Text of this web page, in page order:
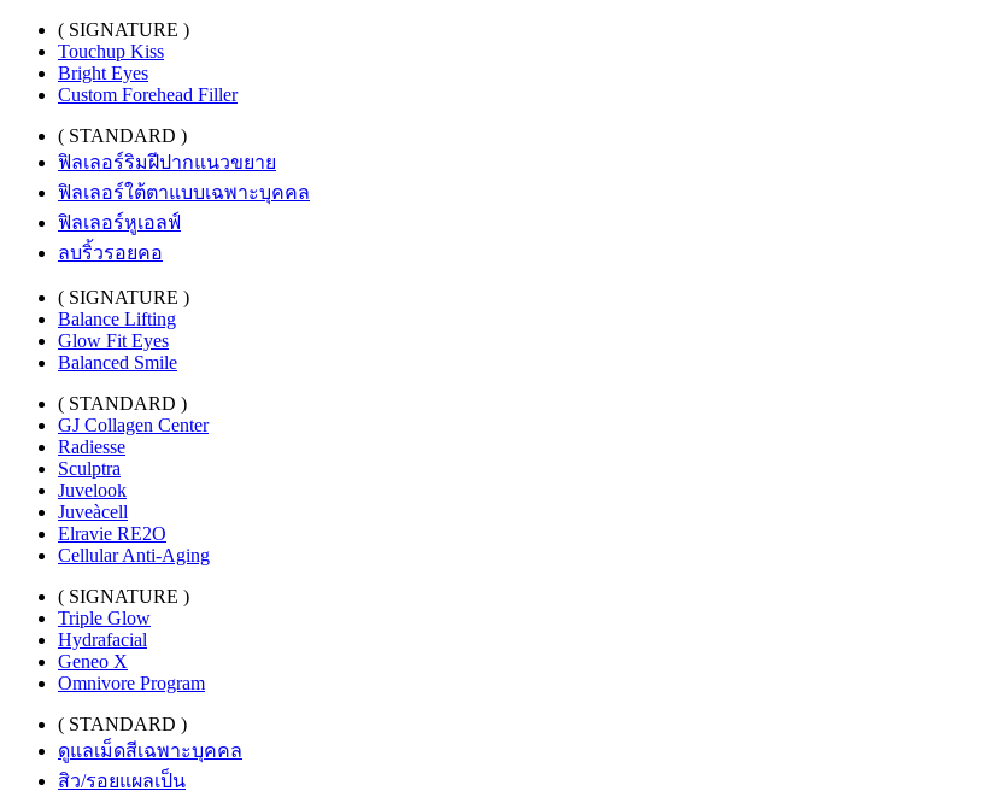
( SIGNATURE )
Touchup Kiss
Bright Eyes
Custom Forehead Filler
( STANDARD )
ฟิลเลอร์ริมฝีปากแนวขยาย
ฟิลเลอร์ใต้ตาแบบเฉพาะบุคคล
ฟิลเลอร์หูเอลฟ์
ลบริ้วรอยคอ
( SIGNATURE )
Balance Lifting
Glow Fit Eyes
Balanced Smile
( STANDARD )
GJ Collagen Center
Radiesse
Sculptra
Juvelook
Juveàcell
Elravie RE2O
Cellular Anti-Aging
( SIGNATURE )
Triple Glow
Hydrafacial
Geneo X
Omnivore Program
( STANDARD )
ดูแลเม็ดสีเฉพาะบุคคล
สิว/รอยแผลเป็น